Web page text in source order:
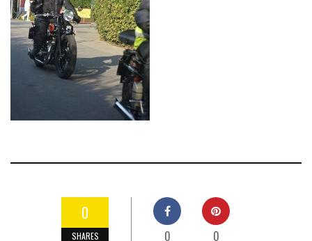
0
SHARES 0 0